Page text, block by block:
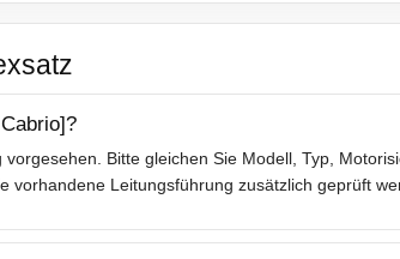
Bitte gleichen Sie Modell, Typ,
Leitungsführung zusätzlich geprüft